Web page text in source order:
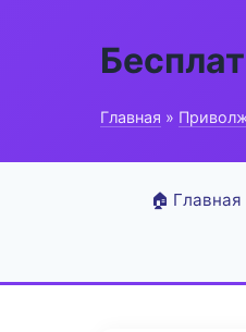
Главная »
🏠 Главная